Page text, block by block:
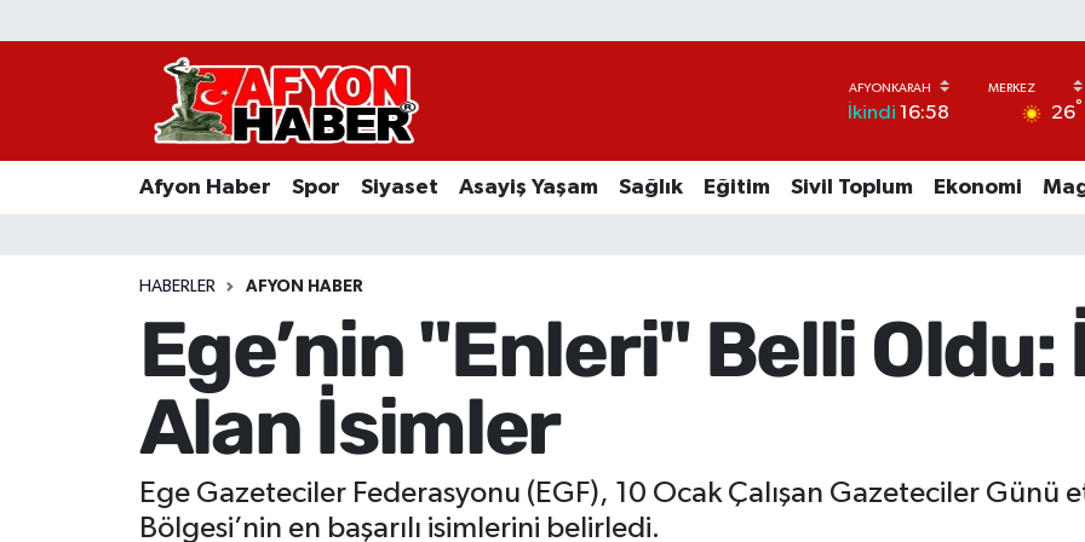
İkindi 16:58 26°
Afyon Haber Spor Siyaset Asayiş Yaşam Sağlık Eğitim Sivil Toplum Ekonomi
HABERLER AFYON HABER
Ege’nin "Enleri" Belli
Alan İsimler
Ege Gazeteciler Federasyonu (EGF), 10 Ocak Çalışan Gazeteciler Günü
Bölgesi’nin en başarılı isimlerini belirledi.
Afyon Haber
Asayiş Yaşam
Ekonomi